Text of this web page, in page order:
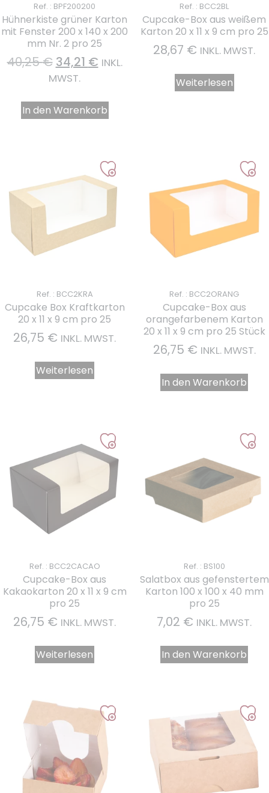
Ref. : BPF200200
Hühnerkiste grüner Karton
mit Fenster 200 x 140 x 200
mm Nr. 2 pro 25
40,25€ 34,21 € INKL.
MWST.
In den Warenkorb
Ref. : BCC2BL
Cupcake-Box aus weißem
Karton 20 x 11 x 9 cm pro 25
28,67 € INKL. MWST.
Weiterlesen
Ref. : BCC2KRA
Cupcake Box Kraftkarton
20 x 11 x 9 cm pro 25
26,75 € INKL. MWST.
Weiterlesen
Ref. : BCC2ORANG
Cupcake-Box aus
orangefarbenem Karton
20 x 11 x 9 cm pro 25 Stück
26,75 € INKL. MWST.
In den Warenkorb
Ref. : BCC2CACAO
Cupcake-Box aus
Kakaokarton 20 x 11 x 9 cm
pro 25
26,75 € INKL. MWST.
Weiterlesen
Ref. : BS100
Salatbox aus gefenstertem
Karton 100 x 100 x 40 mm
pro 25
7,02 € INKL. MWST.
In den Warenkorb